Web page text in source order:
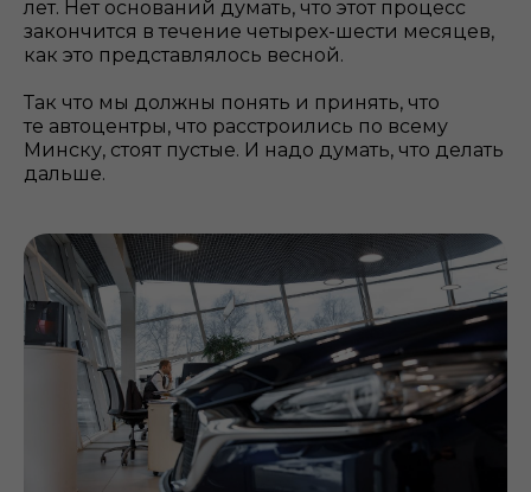
лет. Нет оснований думать, что этот процесс
закончится в течение четырех-шести месяцев,
как это представлялось весной.
Так что мы должны понять и принять, что
те автоцентры, что расстроились по всему
Минску, стоят пустые. И надо думать, что делать
дальше.